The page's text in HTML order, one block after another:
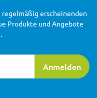
Anmelden
erscheinenden
Produkte und Angebote